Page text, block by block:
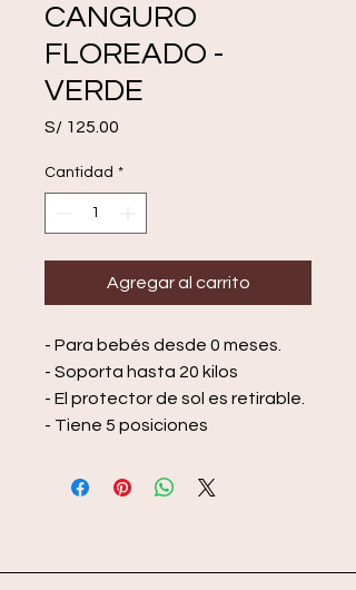
CANGURO
FLOREADO -
VERDE
S/ 125.00
Cantidad *
Agregar al carrito
- Para bebés desde 0 meses.
- Soporta hasta 20 kilos
- El protector de sol es retirable.
- Tiene 5 posiciones